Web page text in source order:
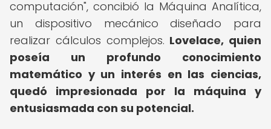
computación", concibió la Máquina Analítica,
un dispositivo mecánico diseñado para
realizar cálculos complejos. Lovelace, quien
poseía un profundo conocimiento
matemático y un interés en las ciencias,
quedó impresionada por la máquina y
entusiasmada con su potencial.